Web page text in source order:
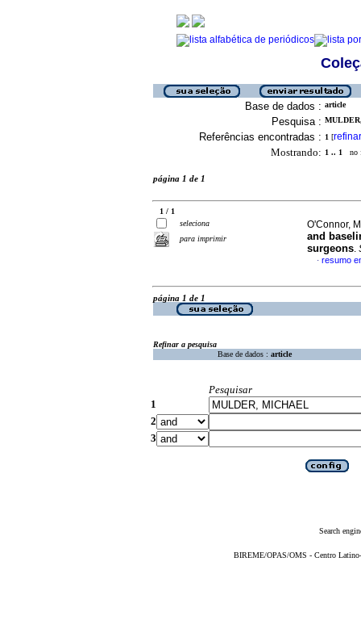
Base de dados : article
Pesquisa :
Referências encontradas : 1 [refinar
Mostrando: 1 .. 1 no
página 1 de 1
1 / 1
seleciona
para imprimir
O'Connor,
and
surgeons.
· resumo
página 1 de 1
Refinar a pesquisa
Base de dados : article
Pesquisar
1
2
3
Search
BIREME/OPAS/OMS - Centro Latino-